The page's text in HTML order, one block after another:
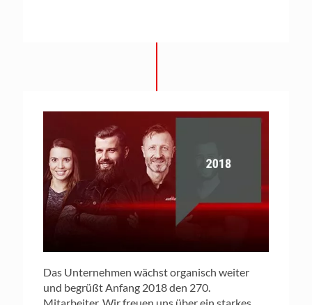
Das Unternehmen wächst organisch weiter
und begrüßt Anfang 2018 den 270.